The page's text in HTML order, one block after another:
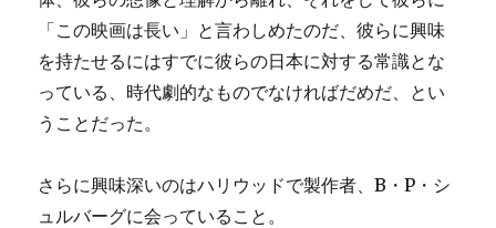
「この映画は長い」と言わしめたのだ、彼らに興味
を持たせるにはすでに彼らの日本に対する常識とな
っている、時代劇的なものでなければだめだ、とい
うことだった。
さらに興味深いのはハリウッドで製作者、B・P・シ
ュルバーグに会っていること。